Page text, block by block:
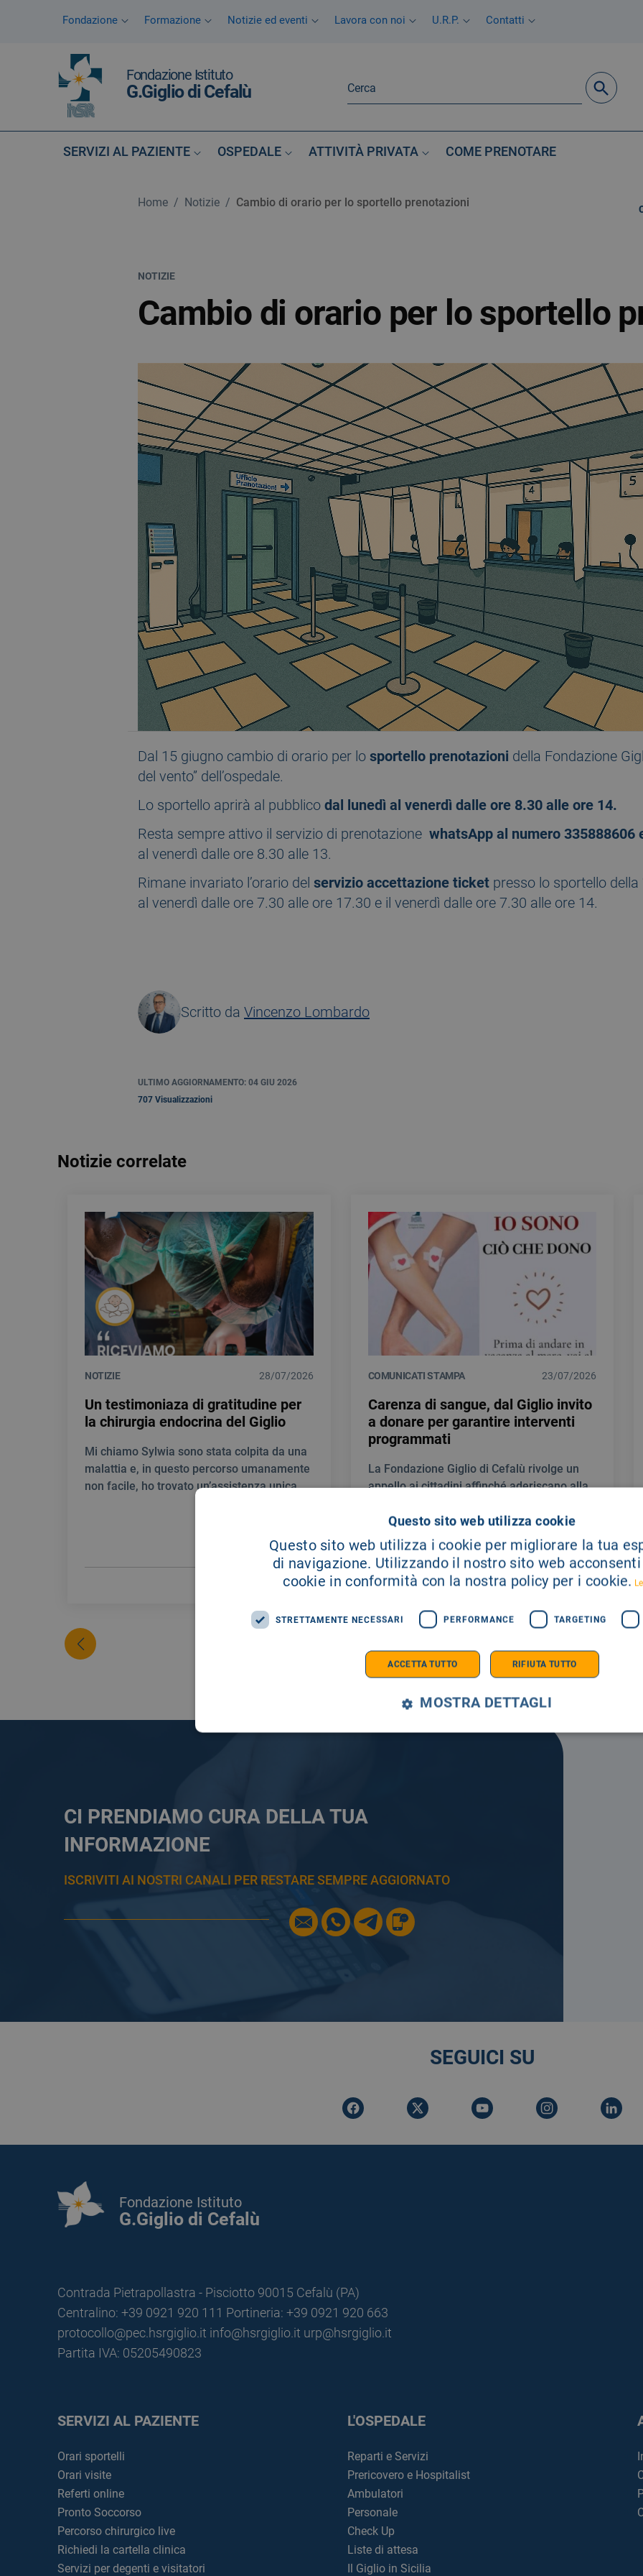
Vai al menu di navigazione
Fondazione Formazione Notizie ed eventi Lavora con noi U.R.P. Contatti
Fondazione Istituto
G.Giglio di Cefalù
SERVIZI AL PAZIENTE OSPEDALE ATTIVITÀ PRIVATA COME PRENOTARE
Home / Notizie / Cambio di orario per lo sportello prenotazioni
NOTIZIE
Cambio di orario per lo sportello
Dal 15 giugno cambio di orario per lo sportello prenotazioni della Fondazione
del vento” dell’ospedale.
Lo sportello aprirà al pubblico dal lunedì al venerdì dalle ore 8.30 alle ore 14.
Resta sempre attivo il servizio di prenotazione whatsApp al numero 335888606
al venerdì dalle ore 8.30 alle 13.
Rimane invariato l’orario del servizio accettazione ticket presso lo sportello della
al venerdì dalle ore 7.30 alle ore 17.30 e il venerdì dalle ore 7.30 alle ore 14.
Scritto da Vincenzo Lombardo
ULTIMO AGGIORNAMENTO: 04 GIU 2026
707 Visualizzazioni
Notizie correlate
NOTIZIE 28/07/2026
Un testimoniaza di gratitudine per
la chirurgia endocrina del Giglio
Mi chiamo Sylwia sono stata colpita da una
malattia e, in questo percorso umanamente
non facile, ho trovato un’assistenza unica.
LEGGI DI PIÙ
COMUNICATI STAMPA 23/07/2026
Carenza di sangue, dal Giglio invito
a donare per garantire interventi
programmati
La Fondazione Giglio di Cefalù rivolge un
appello ai cittadini affinché aderiscano alla
registra una significativa riduzione delle
scorte.
LEGGI DI PIÙ
CI PRENDIAMO CURA DELLA TUA
INFORMAZIONE
ISCRIVITI AI NOSTRI CANALI PER RESTARE SEMPRE AGGIORNATO
SEGUICI SU
Fondazione Istituto
G.Giglio di Cefalù
Contrada Pietrapollastra - Pisciotto 90015 Cefalù (PA)
Centralino: +39 0921 920 111 Portineria: +39 0921 920 663
protocollo@pec.hsrgiglio.it info@hsrgiglio.it urp@hsrgiglio.it
Partita IVA: 05205490823
SERVIZI AL PAZIENTE
Orari sportelli
Orari visite
Referti online
Pronto Soccorso
Percorso chirurgico live
Richiedi la cartella clinica
Servizi per degenti e visitatori
L'OSPEDALE
Reparti e Servizi
Prericovero e Hospitalist
Ambulatori
Personale
Check Up
Liste di attesa
Il Giglio in Sicilia
Questo sito web utilizza cookie
Questo sito web utilizza i cookie per migliorare la tua
di navigazione. Utilizzando il nostro sito web
cookie in conformità con la nostra policy per i cookie.
STRETTAMENTE NECESSARI PERFORMANCE TARGETING
ACCETTA TUTTO RIFIUTA TUTTO
MOSTRA DETTAGLI